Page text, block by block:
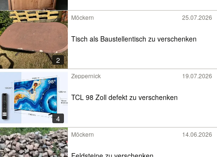
2
Möckern 25.07.2026
Tisch als Baustellentisch zu verschenken
4
Zeppernick 19.07.2026
TCL 98 Zoll defekt zu verschenken
Möckern 14.06.2026